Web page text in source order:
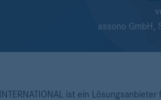
assono GmbH,
ist ein